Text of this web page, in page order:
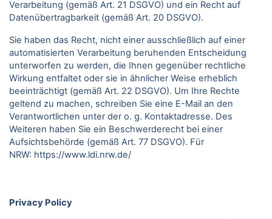
Verarbeitung (gemäß Art. 21 DSGVO) und ein Recht auf
Datenübertragbarkeit (gemäß Art. 20 DSGVO).
Sie haben das Recht, nicht einer ausschließlich auf einer
automatisierten Verarbeitung beruhenden Entscheidung
unterworfen zu werden, die Ihnen gegenüber rechtliche
Wirkung entfaltet oder sie in ähnlicher Weise erheblich
beeinträchtigt (gemäß Art. 22 DSGVO). Um Ihre Rechte
geltend zu machen, schreiben Sie eine E-Mail an den
Verantwortlichen unter der o. g. Kontaktadresse. Des
Weiteren haben Sie ein Beschwerderecht bei einer
Aufsichtsbehörde (gemäß Art. 77 DSGVO). Für
NRW: https://www.ldi.nrw.de/
Privacy Policy